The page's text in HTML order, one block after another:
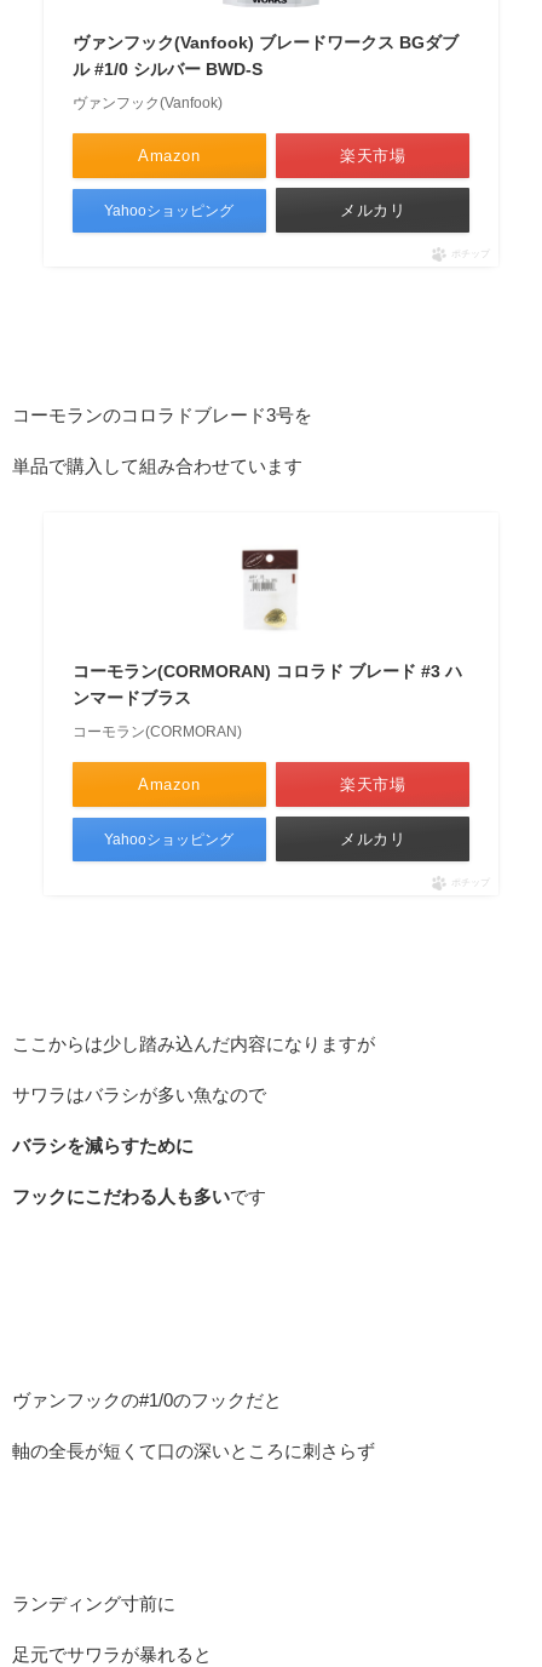
ヴァンフック(Vanfook) ブレードワークス BGダブ
ル #1/0 シルバー BWD-S
ヴァンフック(Vanfook)
Amazon 楽天市場
Yahooショッピング メルカリ
ポチップ
コーモランのコロラドブレード3号を
単品で購入して組み合わせています
コーモラン(CORMORAN) コロラド ブレード #3 ハ
ンマードブラス
コーモラン(CORMORAN)
Amazon 楽天市場
Yahooショッピング メルカリ
ポチップ
ここからは少し踏み込んだ内容になりますが
サワラはバラシが多い魚なので
バラシを減らすために
フックにこだわる人も多いです
ヴァンフックの#1/0のフックだと
軸の全長が短くて口の深いところに刺さらず
ランディング寸前に
足元でサワラが暴れると